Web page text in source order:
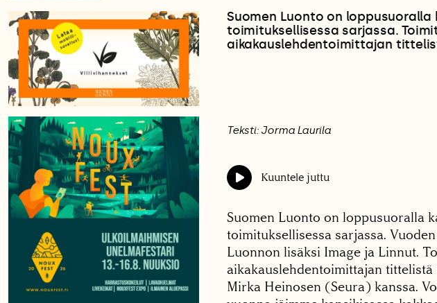
Suomen Luonto on loppusuoralla
toimituksellisessa sarjassa.
aikakauslehdentoimittajan
Teksti: Jorma Laurila
Kuuntele juttu
Suomen Luonto on loppusuoralla
toimituksellisessa sarjassa.
Luonnon lisäksi Image ja Linnut.
aikakauslehdentoimittajan
Mirka Heinosen (Seura) kanssa.